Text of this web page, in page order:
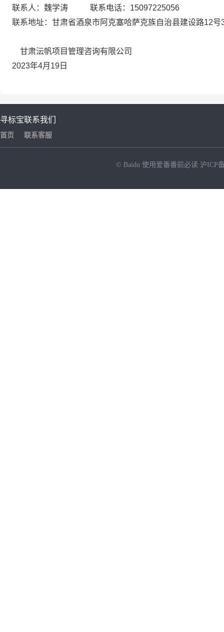
联系人：魏学涛 联系电话： 15097225056
联系地址：甘肃省酒泉市阿克塞哈萨克族自治县建设路12号
甘肃沄帆项目管理咨询有限公司
2023年4月 19 日
寻标宝
首页
联系我们
联系客服
© Baidu 使用爱番番前必读 沪ICP